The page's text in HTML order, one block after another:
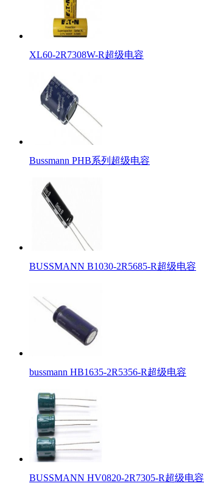
XL60-2R7308W-R超级电容
Bussmann PHB系列超级电容
BUSSMANN B1030-2R5685-R超级电容
bussmann HB1635-2R5356-R超级电容
BUSSMANN HV0820-2R7305-R超级电容